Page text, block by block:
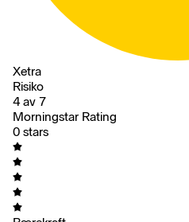
Xetra
Risiko
4 av 7
Morningstar Rating
0 stars